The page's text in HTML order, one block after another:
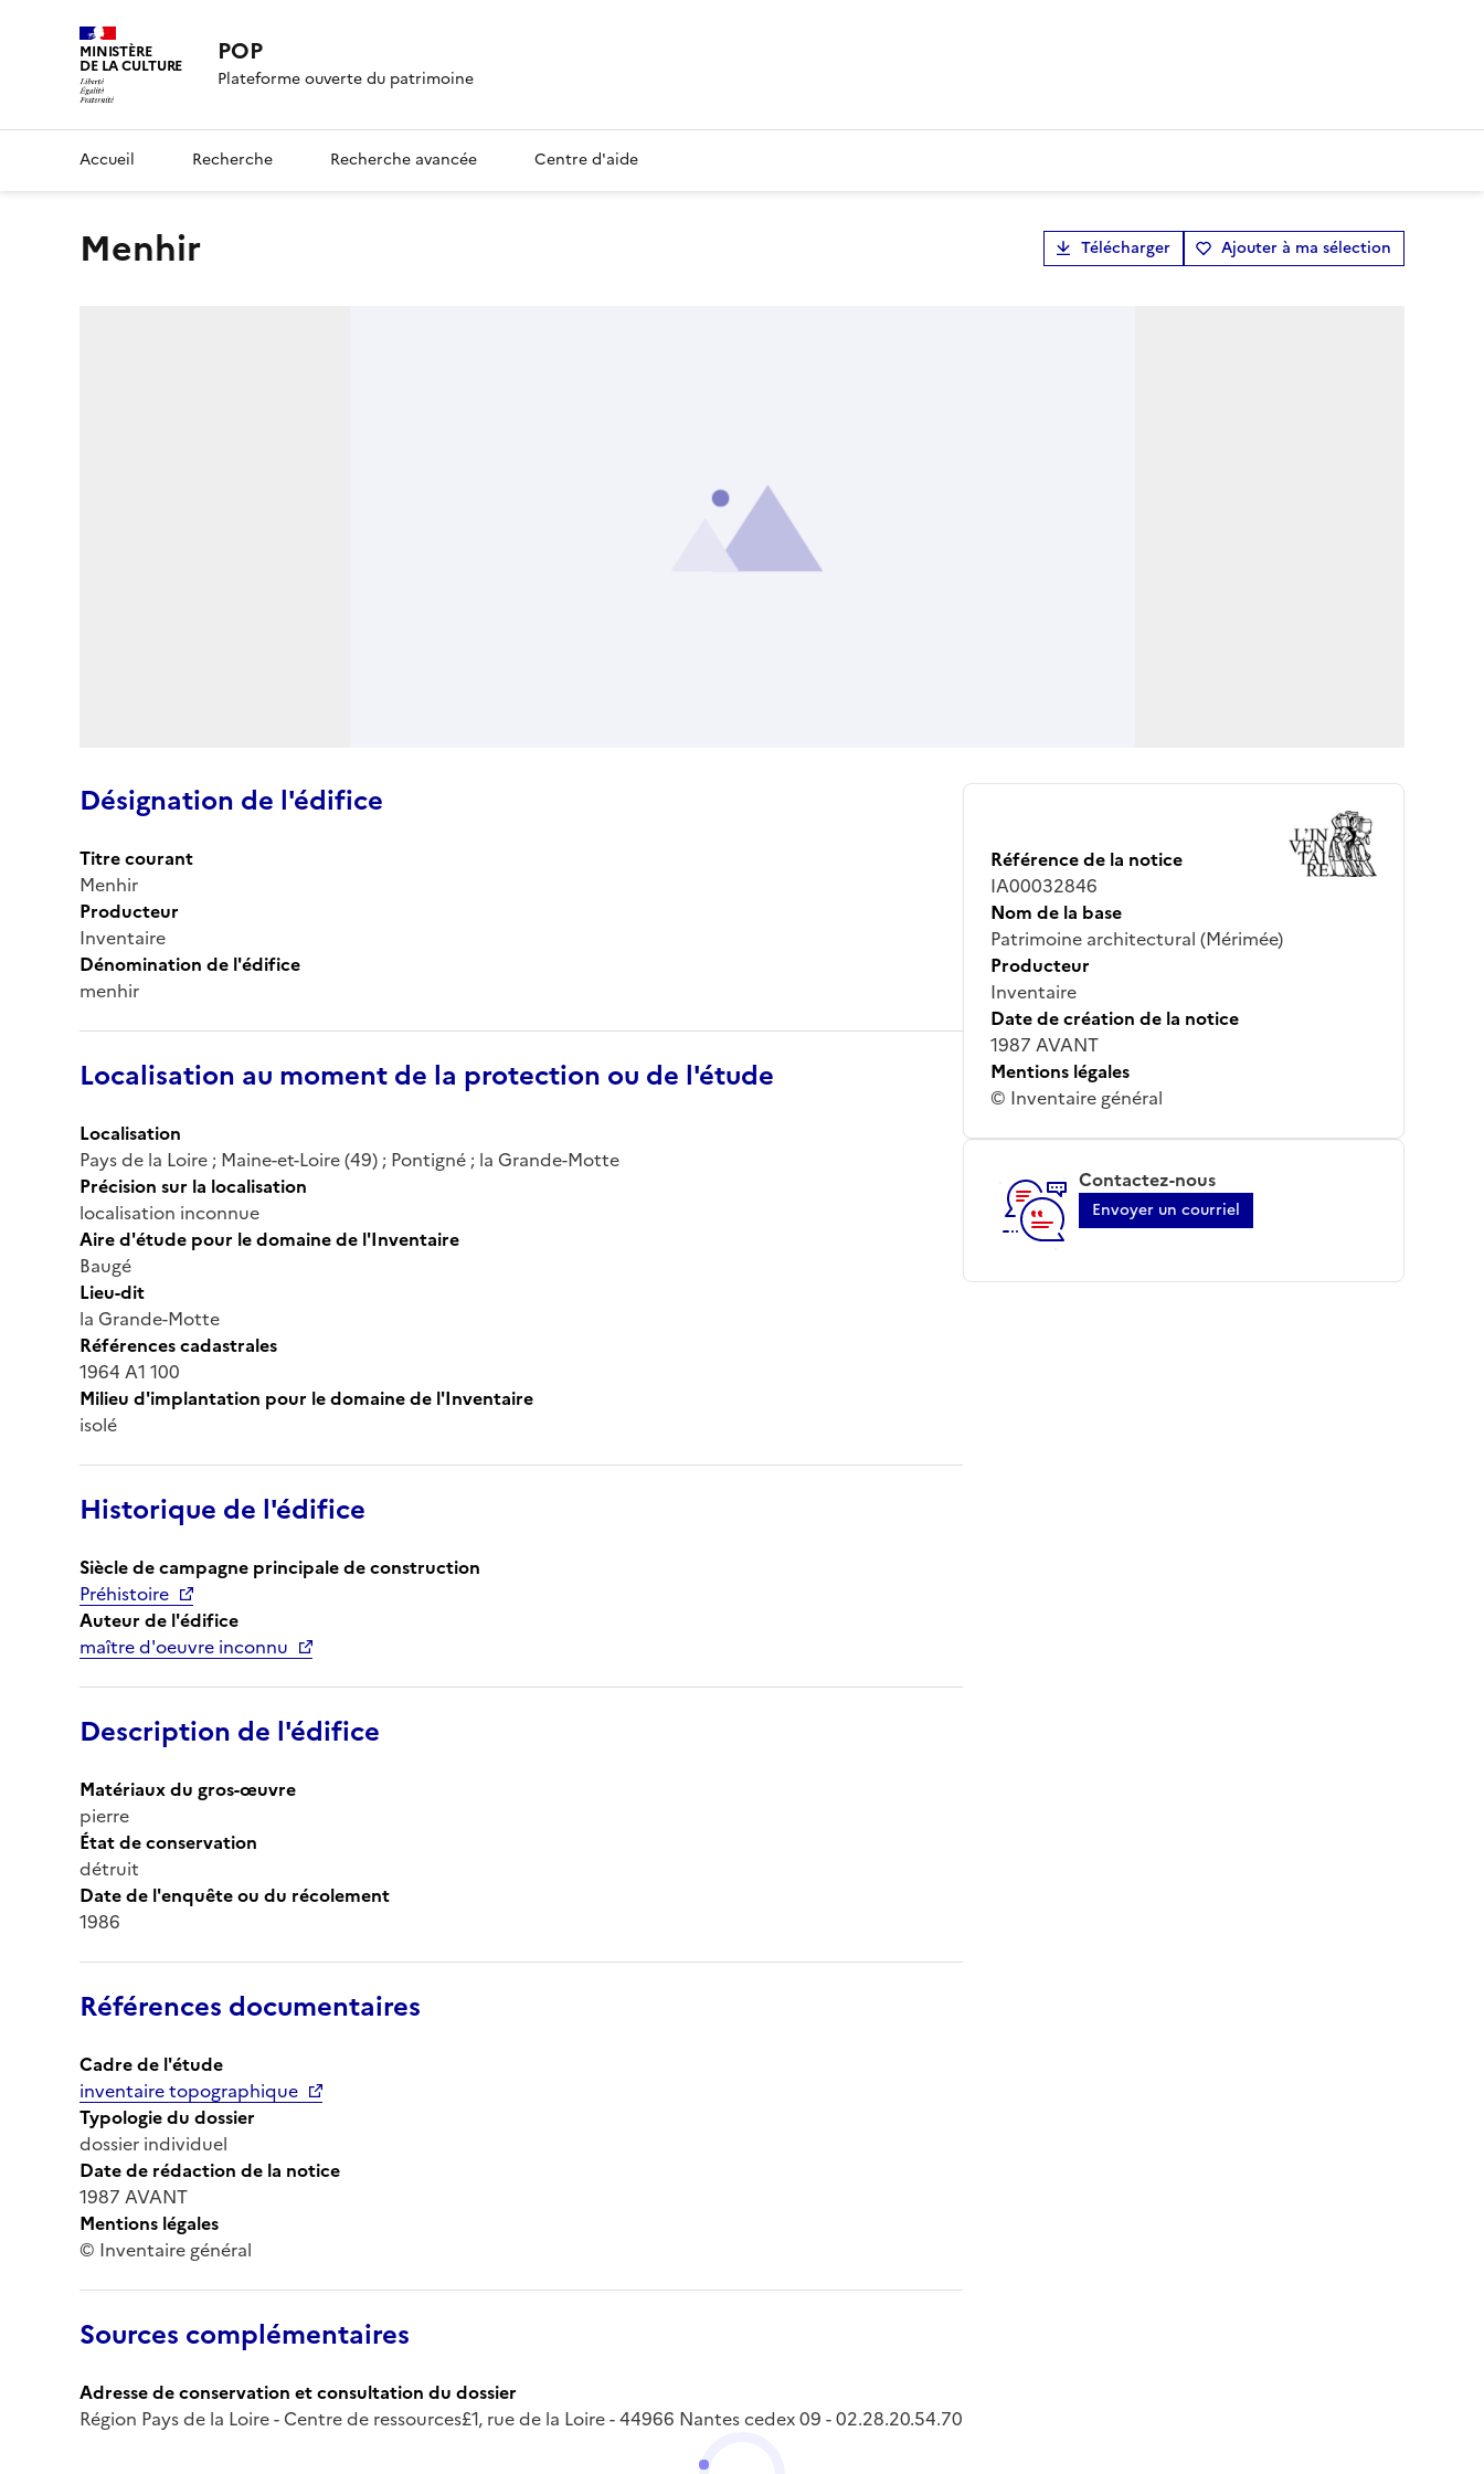
MINISTÈRE
DE LA CULTURE POP
Plateforme ouverte du patrimoine
Accueil Recherche Recherche avancée Centre d'aide
Menhir Télécharger Ajouter à ma sélection
Désignation de l'édifice
Titre courant
Menhir
Producteur
Inventaire
Dénomination de l'édifice
menhir
Localisation au moment de la protection ou de l'étude
Localisation
Pays de la Loire ; Maine-et-Loire (49) ; Pontigné ; la Grande-Motte
Précision sur la localisation
localisation inconnue
Aire d'étude pour le domaine de l'Inventaire
Baugé
Lieu-dit
la Grande-Motte
Références cadastrales
1964 A1 100
Milieu d'implantation pour le domaine de l'Inventaire
isolé
Historique de l'édifice
Siècle de campagne principale de construction
Préhistoire
Auteur de l'édifice
maître d'oeuvre inconnu
Description de l'édifice
Matériaux du gros-œuvre
pierre
État de conservation
détruit
Date de l'enquête ou du récolement
1986
Références documentaires
Cadre de l'étude
inventaire topographique
Typologie du dossier
dossier individuel
Date de rédaction de la notice
1987 AVANT
Mentions légales
© Inventaire général
Sources complémentaires
Adresse de conservation et consultation du dossier
Région Pays de la Loire - Centre de ressources£1, rue de la Loire - 44966 Nantes cedex 09 - 02.28.20.54.70
Référence de la notice
IA00032846
Nom de la base
Patrimoine architectural (Mérimée)
Producteur
Inventaire
Date de création de la notice
1987 AVANT
Mentions légales
© Inventaire général
Contactez-nous
Envoyer un courriel